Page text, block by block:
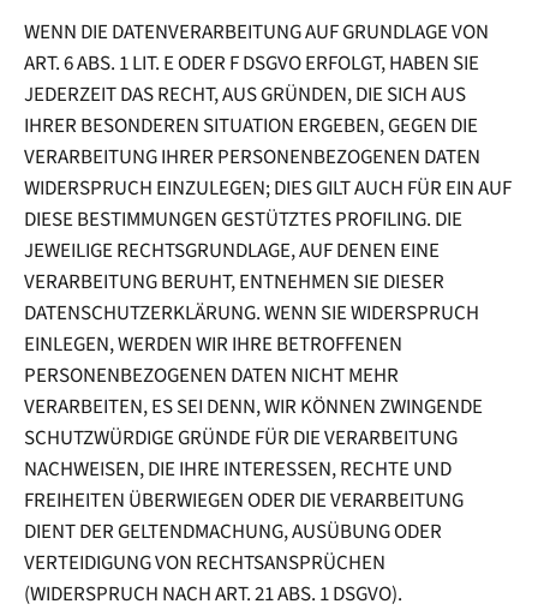
WENN DIE DATENVERARBEITUNG AUF GRUNDLAGE VON
ART. 6 ABS. 1 LIT. E ODER F DSGVO ERFOLGT, HABEN SIE
JEDERZEIT DAS RECHT, AUS GRÜNDEN, DIE SICH AUS
IHRER BESONDEREN SITUATION ERGEBEN, GEGEN DIE
VERARBEITUNG IHRER PERSONENBEZOGENEN DATEN
WIDERSPRUCH EINZULEGEN; DIES GILT AUCH FÜR EIN AUF
DIESE BESTIMMUNGEN GESTÜTZTES PROFILING. DIE
JEWEILIGE RECHTSGRUNDLAGE, AUF DENEN EINE
VERARBEITUNG BERUHT, ENTNEHMEN SIE DIESER
DATENSCHUTZERKLÄRUNG. WENN SIE WIDERSPRUCH
EINLEGEN, WERDEN WIR IHRE BETROFFENEN
PERSONENBEZOGENEN DATEN NICHT MEHR
VERARBEITEN, ES SEI DENN, WIR KÖNNEN ZWINGENDE
SCHUTZWÜRDIGE GRÜNDE FÜR DIE VERARBEITUNG
NACHWEISEN, DIE IHRE INTERESSEN, RECHTE UND
FREIHEITEN ÜBERWIEGEN ODER DIE VERARBEITUNG
DIENT DER GELTENDMACHUNG, AUSÜBUNG ODER
VERTEIDIGUNG VON RECHTSANSPRÜCHEN
(WIDERSPRUCH NACH ART. 21 ABS. 1 DSGVO).